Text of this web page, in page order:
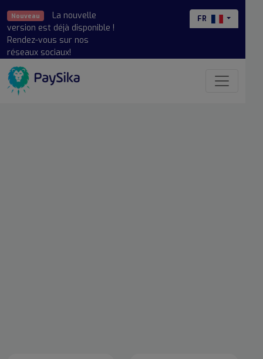
Nouveau
La nouvelle
version est déjà disponible !
Rendez-vous sur nos
réseaux sociaux!
FR